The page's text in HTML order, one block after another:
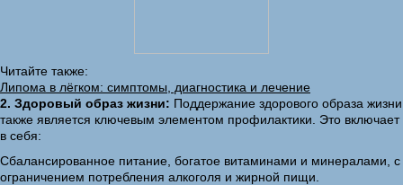
Читайте также:
Липома в лёгком: симптомы, диагностика и лечение
2. Здоровый образ жизни: Поддержание здорового образа жизни
также является ключевым элементом профилактики. Это включает
в себя:
Сбалансированное питание, богатое витаминами и минералами, с
ограничением потребления алкоголя и жирной пищи.